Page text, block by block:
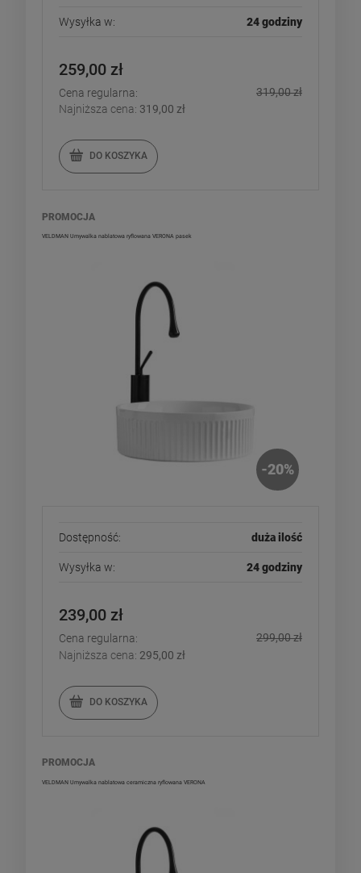
Wysyłka w: 24 godziny
259,00 zł
Cena regularna:
319,00 zł
Najniższa cena: 319,00 zł
DO KOSZYKA
VELDMAN Umywalka nablatowa ryflowana VERONA pasek
-20%
Dostępność: duża ilość
Wysyłka w: 24 godziny
239,00 zł
Cena regularna:
299,00 zł
Najniższa cena: 295,00 zł
DO KOSZYKA
PROMOCJA
VELDMAN Umywalka nablatowa ceramiczna ryflowana VERONA
PROMOCJA